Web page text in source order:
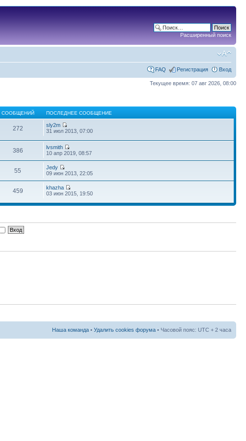
Расширенный поиск
FAQ Регистрация Вход
Текущее время: 07 авг 2026, 08:00
СООБЩЕНИЙ ПОСЛЕДНЕЕ СООБЩЕНИЕ
272
sly2m
31 июл 2013, 07:00
386
lvsmith
10 апр 2019, 08:57
55
Jedy
09 июн 2013, 22:05
459
khazha
03 июн 2015, 19:50
Наша команда • Удалить cookies форума • Часовой пояс: UTC + 2 часа